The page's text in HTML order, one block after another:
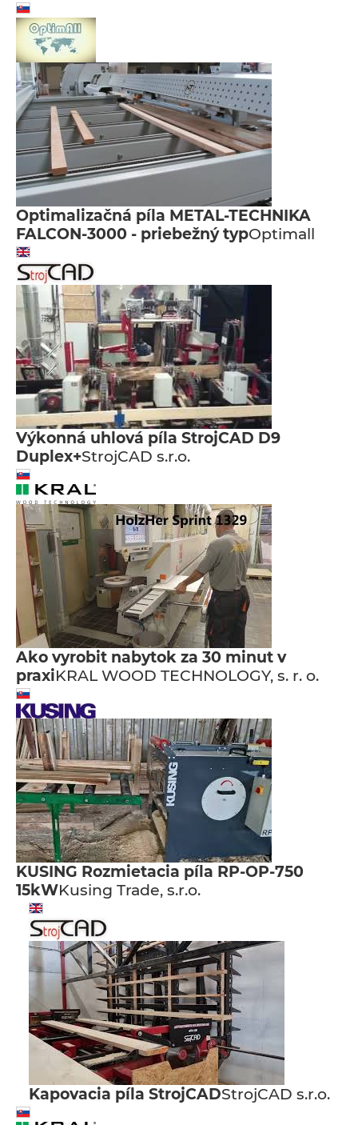
Optimalizačná píla METAL-TECHNIKA
FALCON-3000 - priebežný typOptimall
Výkonná uhlová píla StrojCAD D9
Duplex+StrojCAD s.r.o.
Ako vyrobit nabytok za 30 minut v
praxiKRAL WOOD TECHNOLOGY, s. r. o.
KUSING Rozmietacia píla RP-OP-750
15kWKusing Trade, s.r.o.
Kapovacia píla StrojCADStrojCAD s.r.o.